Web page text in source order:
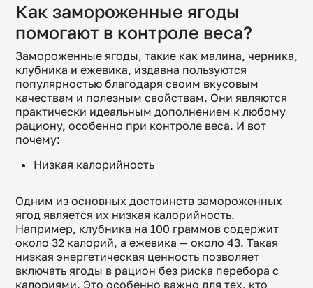
Как замороженные ягоды
помогают в контроле веса?
Замороженные ягоды, такие как малина, черника,
клубника и ежевика, издавна пользуются
популярностью благодаря своим вкусовым
качествам и полезным свойствам. Они являются
практически идеальным дополнением к любому
рациону, особенно при контроле веса. И вот
почему:
Низкая калорийность
Одним из основных достоинств замороженных
ягод является их низкая калорийность.
Например, клубника на 100 граммов содержит
около 32 калорий, а ежевика — около 43. Такая
низкая энергетическая ценность позволяет
включать ягоды в рацион без риска перебора с
калориями. Это особенно важно для тех, кто